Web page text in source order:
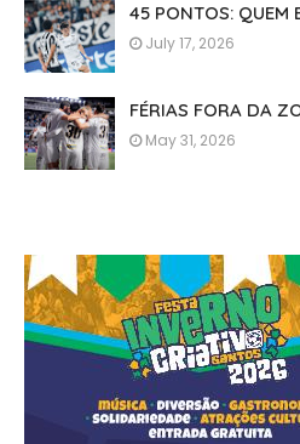
45 PONTOS: QUEM
July 17, 2026
FÉRIAS FORA DA
May 31, 2026